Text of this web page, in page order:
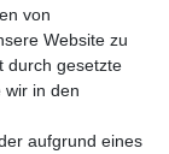
von
Website zu
durch gesetzte
wir in den
aufgrund eines